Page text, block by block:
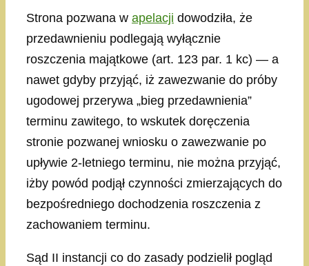
Strona pozwana w apelacji dowodziła, że
przedawnieniu podlegają wyłącznie
roszczenia majątkowe (art. 123 par. 1 kc) — a
nawet gdyby przyjąć, iż zawezwanie do próby
ugodowej przerywa „bieg przedawnienia”
terminu zawitego, to wskutek doręczenia
stronie pozwanej wniosku o zawezwanie po
upływie 2-letniego terminu, nie można przyjąć,
iżby powód podjął czynności zmierzających do
bezpośredniego dochodzenia roszczenia z
zachowaniem terminu.
Sąd II instancji co do zasady podzielił pogląd